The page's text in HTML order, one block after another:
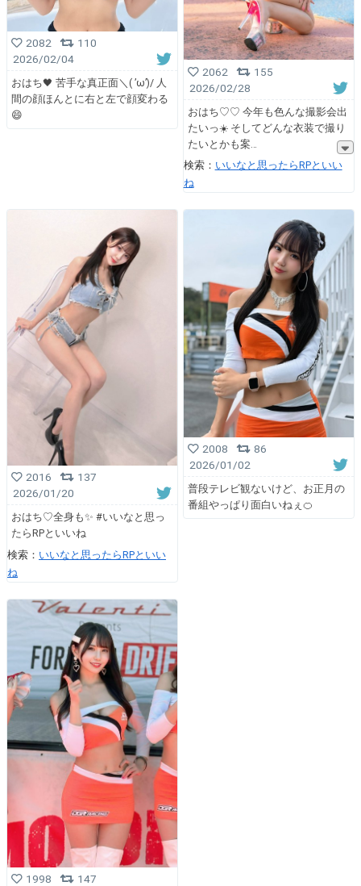
2082
110
2026/02/04
おはち🖤 苦手な真正面＼( ’ω’)/ 人
間の顔ほんとに右と左で顔変わる
😄
2062
155
2026/02/28
おはち♡♡ 今年も色んな撮影会出
たいっ☀️ そしてどんな衣装で撮り
たいとかも案
検索： いいなと思ったらRPといい
ね
2016
137
2026/01/20
おはち♡全身も✨️ #いいなと思っ
たらRPといいね
検索： いいなと思ったらRPといい
ね
2008
86
2026/01/02
普段テレビ観ないけど、お正月の
番組やっぱり面白いねぇ🍊
1998
147